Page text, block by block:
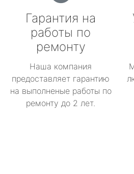
Гарантия на
работы по
ремонту
Наша компания
предоставляет гарантию
на выполненые работы по
ремонту до 2 лет.